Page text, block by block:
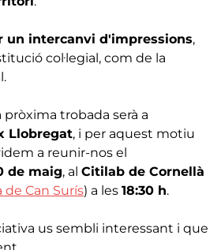
un intercanvi d'impressions,
col·legial, com de la
trobada serà a
Llobregat, i per aquest motiu
a reunir-nos el
de maig, al Citilab de Cornellà
de Can Surís) a les 18:30 h.
us sembli interessant i que